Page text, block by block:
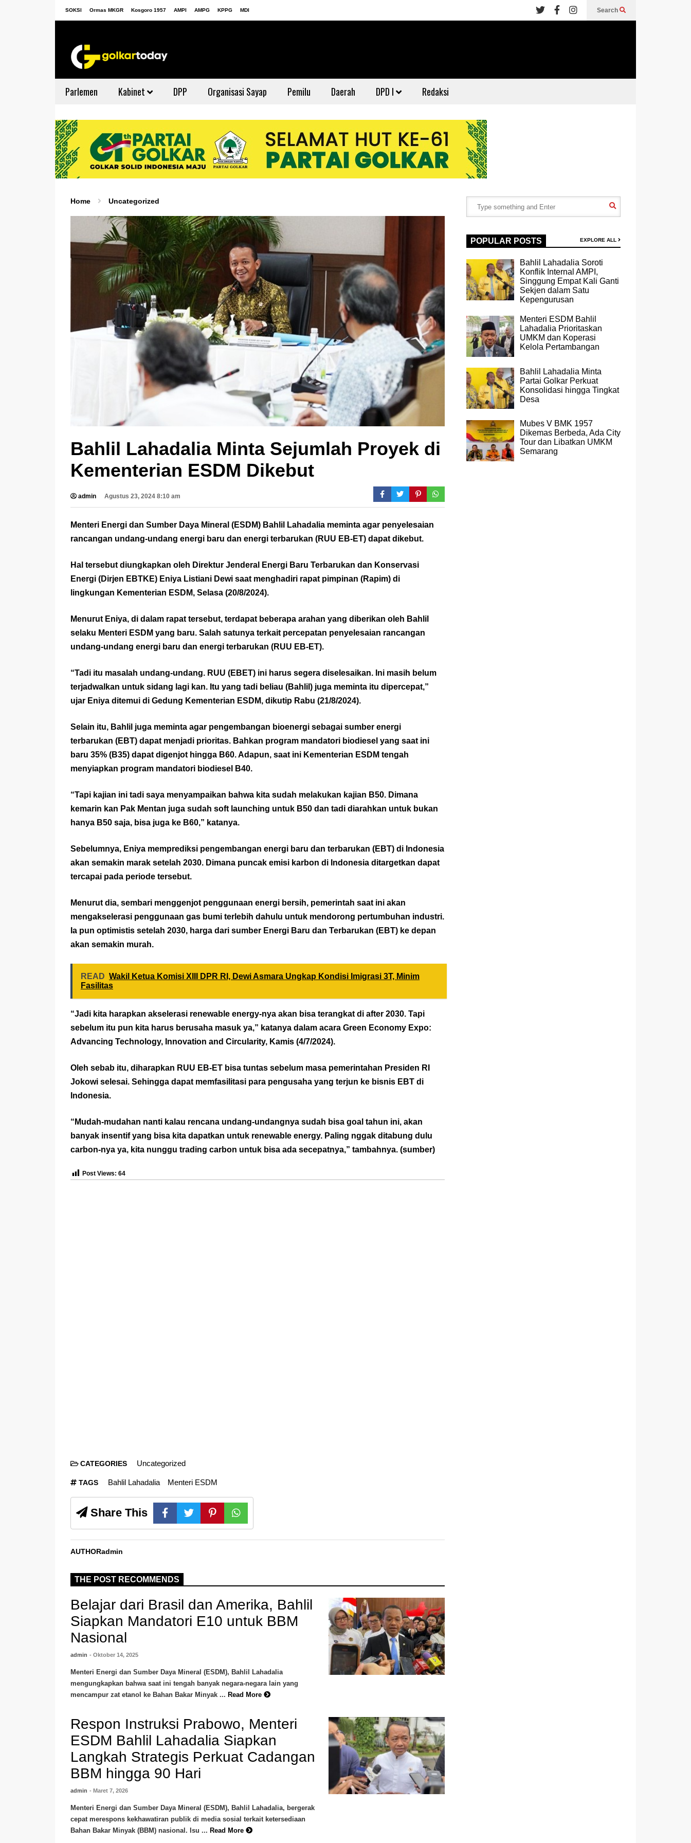
SOKSI Ormas MKGR Kosgoro 1957 AMPI AMPG KPPG MDI Search
Parlemen Kabinet DPP Organisasi Sayap Pemilu Daerah DPD I Redaksi
Home Uncategorized
Bahlil Lahadalia Minta Sejumlah Proyek di
Kementerian ESDM Dikebut
admin Agustus 23, 2024 8:10 am
Menteri Energi dan Sumber Daya Mineral (ESDM) Bahlil Lahadalia meminta agar penyelesaian
rancangan undang-undang energi baru dan energi terbarukan (RUU EB-ET) dapat dikebut.
Hal tersebut diungkapkan oleh Direktur Jenderal Energi Baru Terbarukan dan Konservasi
Energi (Dirjen EBTKE) Eniya Listiani Dewi saat menghadiri rapat pimpinan (Rapim) di
lingkungan Kementerian ESDM, Selasa (20/8/2024).
Menurut Eniya, di dalam rapat tersebut, terdapat beberapa arahan yang diberikan oleh Bahlil
selaku Menteri ESDM yang baru. Salah satunya terkait percepatan penyelesaian rancangan
undang-undang energi baru dan energi terbarukan (RUU EB-ET).
“Tadi itu masalah undang-undang. RUU (EBET) ini harus segera diselesaikan. Ini masih belum
terjadwalkan untuk sidang lagi kan. Itu yang tadi beliau (Bahlil) juga meminta itu dipercepat,”
ujar Eniya ditemui di Gedung Kementerian ESDM, dikutip Rabu (21/8/2024).
Selain itu, Bahlil juga meminta agar pengembangan bioenergi sebagai sumber energi
terbarukan (EBT) dapat menjadi prioritas. Bahkan program mandatori biodiesel yang saat ini
baru 35% (B35) dapat digenjot hingga B60. Adapun, saat ini Kementerian ESDM tengah
menyiapkan program mandatori biodiesel B40.
“Tapi kajian ini tadi saya menyampaikan bahwa kita sudah melakukan kajian B50. Dimana
kemarin kan Pak Mentan juga sudah soft launching untuk B50 dan tadi diarahkan untuk bukan
hanya B50 saja, bisa juga ke B60,” katanya.
Sebelumnya, Eniya memprediksi pengembangan energi baru dan terbarukan (EBT) di Indonesia
akan semakin marak setelah 2030. Dimana puncak emisi karbon di Indonesia ditargetkan dapat
tercapai pada periode tersebut.
Menurut dia, sembari menggenjot penggunaan energi bersih, pemerintah saat ini akan
mengakselerasi penggunaan gas bumi terlebih dahulu untuk mendorong pertumbuhan industri.
Ia pun optimistis setelah 2030, harga dari sumber Energi Baru dan Terbarukan (EBT) ke depan
akan semakin murah.
READ Wakil Ketua Komisi XIII DPR RI, Dewi Asmara Ungkap Kondisi Imigrasi 3T, Minim
Fasilitas
“Jadi kita harapkan akselerasi renewable energy-nya akan bisa terangkat di after 2030. Tapi
sebelum itu pun kita harus berusaha masuk ya,” katanya dalam acara Green Economy Expo:
Advancing Technology, Innovation and Circularity, Kamis (4/7/2024).
Oleh sebab itu, diharapkan RUU EB-ET bisa tuntas sebelum masa pemerintahan Presiden RI
Jokowi selesai. Sehingga dapat memfasilitasi para pengusaha yang terjun ke bisnis EBT di
Indonesia.
“Mudah-mudahan nanti kalau rencana undang-undangnya sudah bisa goal tahun ini, akan
banyak insentif yang bisa kita dapatkan untuk renewable energy. Paling nggak ditabung dulu
carbon-nya ya, kita nunggu trading carbon untuk bisa ada secepatnya,” tambahnya. (sumber)
Post Views: 64
CATEGORIES Uncategorized
TAGS Bahlil Lahadalia Menteri ESDM
Share This
AUTHORadmin
THE POST RECOMMENDS
Belajar dari Brasil dan Amerika, Bahlil
Siapkan Mandatori E10 untuk BBM
Nasional
admin - Oktober 14, 2025
Menteri Energi dan Sumber Daya Mineral (ESDM), Bahlil Lahadalia
mengungkapkan bahwa saat ini tengah banyak negara-negara lain yang
mencampur zat etanol ke Bahan Bakar Minyak ... Read More
Respon Instruksi Prabowo, Menteri
ESDM Bahlil Lahadalia Siapkan
Langkah Strategis Perkuat Cadangan
BBM hingga 90 Hari
admin - Maret 7, 2026
Menteri Energi dan Sumber Daya Mineral (ESDM), Bahlil Lahadalia, bergerak
cepat merespons kekhawatiran publik di media sosial terkait ketersediaan
Bahan Bakar Minyak (BBM) nasional. Isu ... Read More
POPULAR POSTS EXPLORE ALL
Bahlil Lahadalia Soroti
Konflik Internal AMPI,
Singgung Empat Kali Ganti
Sekjen dalam Satu
Kepengurusan
Menteri ESDM Bahlil
Lahadalia Prioritaskan
UMKM dan Koperasi
Kelola Pertambangan
Bahlil Lahadalia Minta
Partai Golkar Perkuat
Konsolidasi hingga Tingkat
Desa
Mubes V BMK 1957
Dikemas Berbeda, Ada City
Tour dan Libatkan UMKM
Semarang